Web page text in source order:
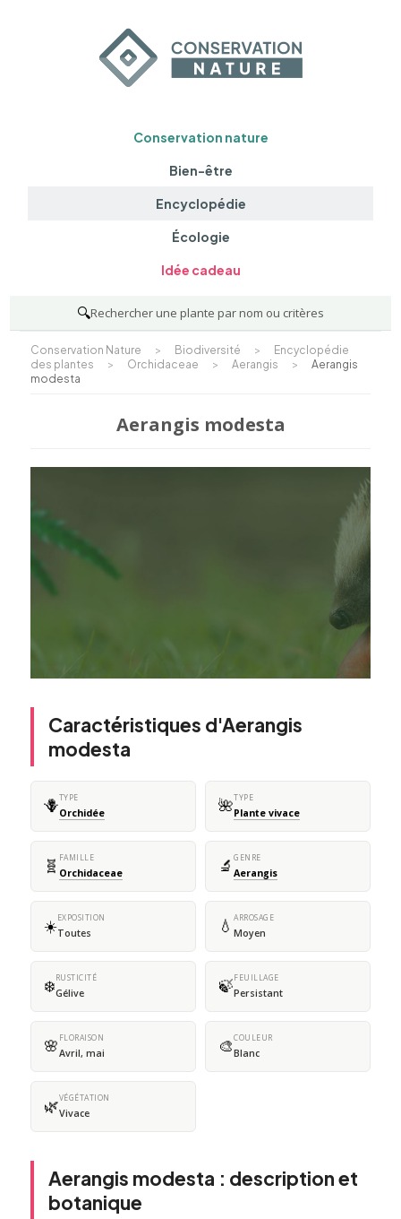
Conservation nature
Bien-être
Encyclopédie
Écologie
Idée cadeau
🔍Rechercher une plante par nom ou critères
Conservation Nature > Biodiversité >
Encyclopédie
des plantes
> Orchidaceae > Aerangis >
Aerangis
modesta
Aerangis modesta
Caractéristiques d'Aerangis
modesta
🪻TYPE
Orchidée 🌺TYPE
Plante vivace
🧬 FAMILLE
Orchidaceae 🔬 GENRE
Aerangis
☀️EXPOSITION
Toutes 💧 ARROSAGE
Moyen
❄️RUSTICITÉ
Gélive 🍃FEUILLAGE
Persistant
🌸 FLORAISON
Avril, mai 🎨COULEUR
Blanc
🌿VÉGÉTATION
Vivace
Aerangis modesta : description et
botanique